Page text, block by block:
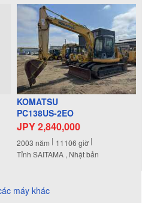
KOMATSU
PC138US-2EO
JPY 2,840,000
2003 năm 11106 giờ
Tỉnh SAITAMA , Nhật bản
máy khác